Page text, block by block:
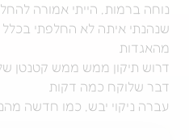
הייתי אמורה להחליף לשמלה
איתה לא החלפתי בכלל הרגשתי
ממש ממש קטנטן של חיזוק
כמה דקות
יבש, כמו חדשה מהניילונים!